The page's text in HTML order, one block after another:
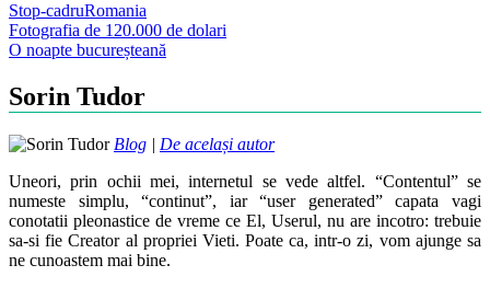
Stop-cadruRomania
Post
navigation
Fotografia de 120.000 de dolari
O noapte bucureșteană
Sorin Tudor
Blog | De același autor
Uneori, prin ochii mei, internetul se vede altfel. “Contentul” se
numeste simplu, “continut”, iar “user generated” capata vagi
conotatii pleonastice de vreme ce El, Userul, nu are incotro: trebuie
sa-si fie Creator al propriei Vieti. Poate ca, intr-o zi, vom ajunge sa
ne cunoastem mai bine.